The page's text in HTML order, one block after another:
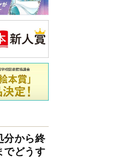
分から終
でどうす